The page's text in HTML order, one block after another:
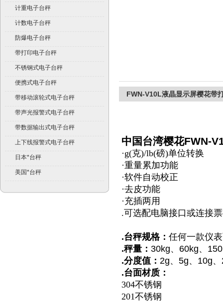
计重电子台秤
计数电子台秤
防爆电子台秤
带打印电子台秤
不锈钢式电子台秤
便携式电子台秤
带移动滚轮式电子台秤
带声光报警式电子台秤
带数据输出式电子台秤
上下线报警式电子台秤
日本*台秤
美国*台秤
FWN-V10L液晶显示屏樱花带
中国台湾樱花FWN-
·g(克)/lb(磅)单位转换
·重量累加功能
·软件自动校正
·去皮功能
·充插两用
.可选配电脑接口或连接
.台秤规格： 任何一款仪
.秤量： 30kg、 60kg、
.分度值： 2g、 5g、 10g、
.台面材质：
304不锈钢
201不锈钢